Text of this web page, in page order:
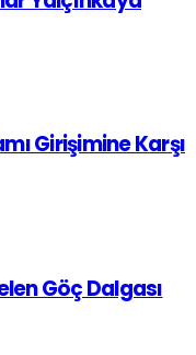
Girişimine Karşı
Göç Dalgası